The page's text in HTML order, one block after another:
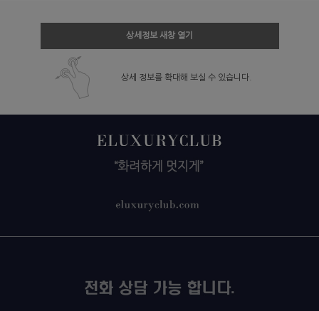
상세정보 새창 열기
상세 정보를 확대해 보실 수 있습니다.